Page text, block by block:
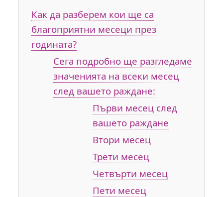
Как да разберем кои ще са
благоприятни месеци през
годината?
Сега подробно ще разгледаме
значенията на всеки месец
след вашето раждане:
Първи месец след
вашето раждане
Втори месец
Трети месец
Четвърти месец
Пети месец